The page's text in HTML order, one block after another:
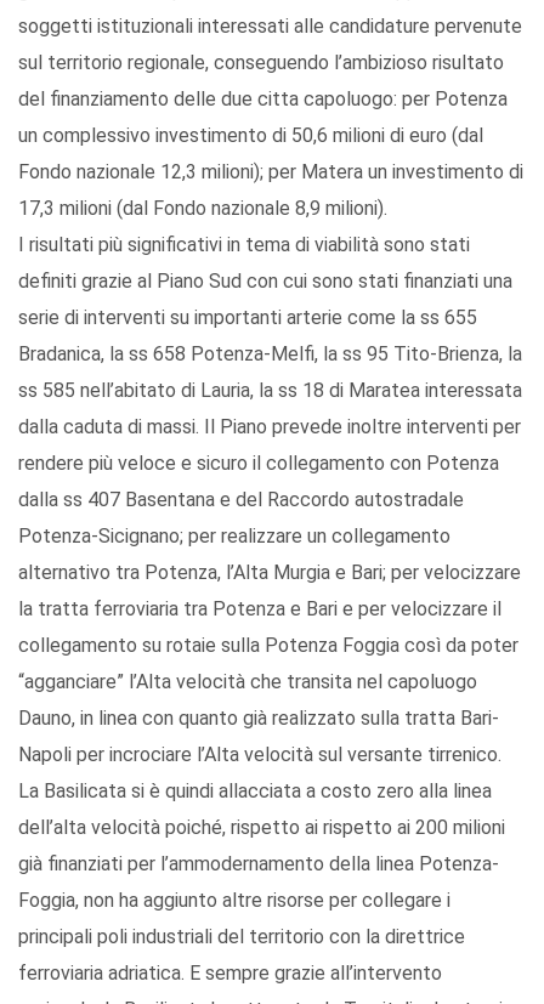
soggetti istituzionali interessati alle candidature pervenute
sul territorio regionale, conseguendo l’ambizioso risultato
del finanziamento delle due citta capoluogo: per Potenza
un complessivo investimento di 50,6 milioni di euro (dal
Fondo nazionale 12,3 milioni); per Matera un investimento di
17,3 milioni (dal Fondo nazionale 8,9 milioni).
I risultati più significativi in tema di viabilità sono stati
definiti grazie al Piano Sud con cui sono stati finanziati una
serie di interventi su importanti arterie come la ss 655
Bradanica, la ss 658 Potenza-Melfi, la ss 95 Tito-Brienza, la
ss 585 nell’abitato di Lauria, la ss 18 di Maratea interessata
dalla caduta di massi. Il Piano prevede inoltre interventi per
rendere più veloce e sicuro il collegamento con Potenza
dalla ss 407 Basentana e del Raccordo autostradale
Potenza-Sicignano; per realizzare un collegamento
alternativo tra Potenza, l’Alta Murgia e Bari; per velocizzare
la tratta ferroviaria tra Potenza e Bari e per velocizzare il
collegamento su rotaie sulla Potenza Foggia così da poter
“agganciare” l’Alta velocità che transita nel capoluogo
Dauno, in linea con quanto già realizzato sulla tratta Bari-
Napoli per incrociare l’Alta velocità sul versante tirrenico.
La Basilicata si è quindi allacciata a costo zero alla linea
dell’alta velocità poiché, rispetto ai rispetto ai 200 milioni
già finanziati per l’ammodernamento della linea Potenza-
Foggia, non ha aggiunto altre risorse per collegare i
principali poli industriali del territorio con la direttrice
ferroviaria adriatica. E sempre grazie all’intervento